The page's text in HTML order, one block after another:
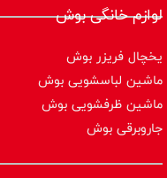
لوازم خانگی بوش
یخچال فریزر بوش
ماشین لباسشویی بوش
ماشین ظرفشویی بوش
جاروبرقی بوش